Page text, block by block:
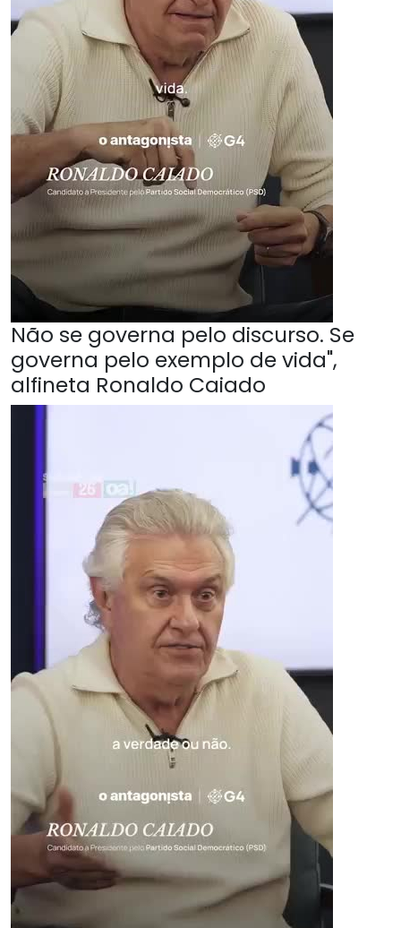
Não se governa pelo discurso. Se
governa pelo exemplo de vida",
alfineta Ronaldo Caiado